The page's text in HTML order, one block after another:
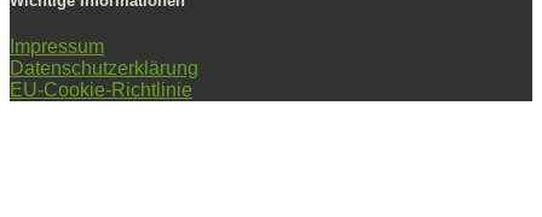
Impressum
Datenschutzerklärung
EU-Cookie-Richtlinie